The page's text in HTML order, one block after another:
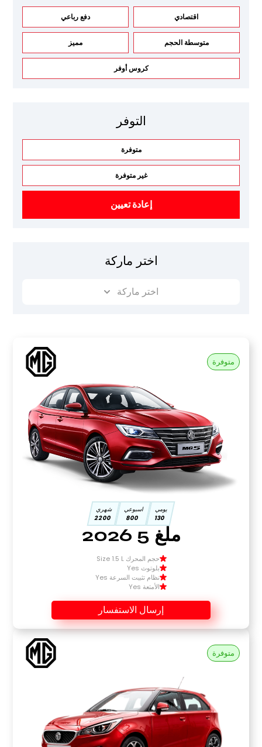
اقتصادي دفع رباعي
متوسطة الحجم مميز
كروس أوفر
التوفر
متوفرة
غير متوفرة
إعادة تعيين
اختر ماركة
اختر ماركة
متوفرة
يومي
130
اسبوعي
800
شهري
2200
ملغ 5 2026
حجم المحرك Size 1.5 L
بلوتوث Yes
نظام تثبيت السرعة Yes
الأمتعة Yes
إرسال الاستفسار
متوفرة